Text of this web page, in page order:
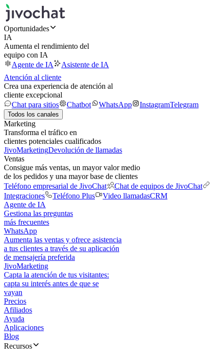
Oportunidades
IA
Aumenta el rendimiento del
equipo con IA
Agente de IA
Asistente de IA
Atención al cliente
Crea una experiencia de atención al
cliente excepcional
Chat para sitios
Chatbot WhatsApp InstagramTelegram
Todos los canales
Marketing
Transforma el tráfico en
clientes potenciales cualificados
JivoMarketingDevolución de llamadas
Ventas
Consigue más ventas, un mayor valor medio
de los pedidos y una mayor base de clientes
Teléfono empresarial de JivoChat
Chat de equipos de JivoChat
Integraciones
Teléfono Plus Video llamadasCRM
Agente de IA
Gestiona las preguntas
más frecuentes
WhatsApp
Aumenta las ventas y ofrece asistencia
a tus clientes a través de su aplicación
de mensajería preferida
JivoMarketing
Capta la atención de tus visitantes:
capta su interés antes de que se
vayan
Precios
Afiliados
Ayuda
Aplicaciones
Blog
Recursos